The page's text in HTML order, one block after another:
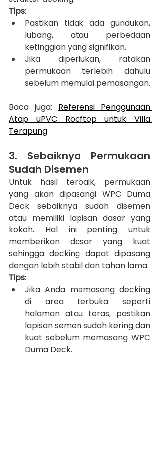
Tips:
Pastikan tidak ada gundukan,
lubang, atau perbedaan
ketinggian yang signifikan.
Jika diperlukan, ratakan
permukaan terlebih dahulu
sebelum memulai pemasangan.
Baca juga: Referensi Penggunaan
Atap uPVC Rooftop untuk Villa
Terapung
3. Sebaiknya Permukaan
Sudah Disemen
Untuk hasil terbaik, permukaan
yang akan dipasangi WPC Duma
Deck sebaiknya sudah disemen
atau memiliki lapisan dasar yang
kokoh. Hal ini penting untuk
memberikan dasar yang kuat
sehingga decking dapat dipasang
dengan lebih stabil dan tahan lama.
Tips:
Jika Anda memasang decking
di area terbuka seperti
halaman atau teras, pastikan
lapisan semen sudah kering dan
kuat sebelum memasang WPC
Duma Deck.